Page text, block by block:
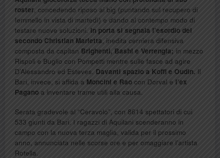
roster , concedendo riposo ai big (puntando sul recupero di
Iemmello in vista di martedì) e dando al contempo modo di
testare nuove soluzioni. In porta si segnala l’esordio del
secondo Christian Marietta , inedita cerniera difensiva
composta da capitan Brighenti, Bashi e Verrengia; in mezzo
Rispoli e Buglio con Pompetti mentre sulle fasce ad agire
D’Alessandro ed Esteves. Davanti spazio a Koffi e Oudin. Il
Bari, invece, si affida a Moncini e Rao con Dorval e l’ex
Pagano a inventare trame utili alla causa.
Serata gradevole al “Ceravolo”, con 8614 spettatori di cui
533 giunti da Bari. I ragazzi di Aquilani scenderanno in
campo con la nuova terza maglia, valida per il prossimo
anno, annunciata nelle scorse ore e per omaggiare l’artista
Rotella.